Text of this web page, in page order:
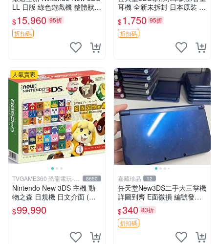
LL 日版 綠色遊戲機 整體狀態
佳 按鈕順暢 附原裝64G存儲
卡 配備保護膜 屏幕清晰 輕便
易攜帶 新3d
$15,960 95折
折扣碼
耳機 全新未拆封 日本原裝 3.
5mm耳機接口 支持多款掌機
設備 只要帶線控耳機接口即
可 圖實物一致 3ds 耳機 掌機
$1,750 95折
折扣碼
人氣賣家
TVGAME360 恐龍電玩-台
中店
8650
Nintendo New 3DS 主機 動
物之森 日規機 日文介面 (附
原廠充電器+保護貼)【台中恐
龍電玩】
$99,990
嘉藏珍品 12
任天堂New3DS二手大三掌機
詳圖到齊 E面微損 編號發貨
掉漆系列 新大三掌機 任天堂
3DS 二手機
$340 83折
折扣碼